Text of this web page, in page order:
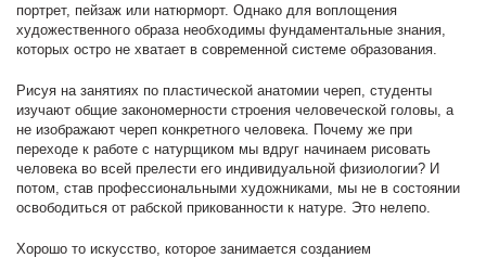
портрет, пейзаж или натюрморт. Однако для воплощения
художественного образа необходимы фундаментальные знания,
которых остро не хватает в современной системе образования.
Рисуя на занятиях по пластической анатомии череп, студенты
изучают общие закономерности строения человеческой головы, а
не изображают череп конкретного человека. Почему же при
переходе к работе с натурщиком мы вдруг начинаем рисовать
человека во всей прелести его индивидуальной физиологии? И
потом, став профессиональными художниками, мы не в состоянии
освободиться от рабской прикованности к натуре. Это нелепо.
Хорошо то искусство, которое занимается созданием